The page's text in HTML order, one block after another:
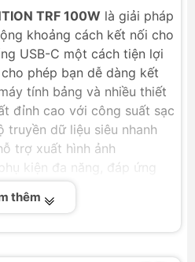
TRF 100W là giải pháp
khoảng cách kết nối cho
USB-C một cách tiện lợi
phép bạn dễ dàng kết
tính bảng và nhiều thiết
đỉnh cao với công suất sạc
truyền dữ liệu siêu nhanh
trợ xuất hình ảnh
kiện đa năng, đáp ứng
làm việc chuyên nghiệp
thêm